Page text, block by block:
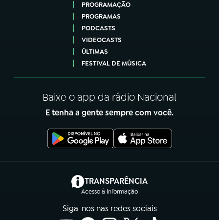
PROGRAMAÇÃO
PROGRAMAS
PODCASTS
VIDEOCASTS
ÚLTIMAS
FESTIVAL DE MÚSICA
Baixe o app da rádio Nacional
E tenha a gente sempre com você.
TRANSPARÊNCIA
Acesso à Informação
(abre em nova aba)
Siga-nos nas redes sociais